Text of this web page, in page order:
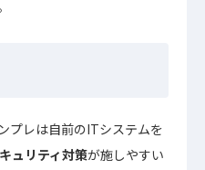
プレは自前のITシステムを
ュリティ対策が施しやすい